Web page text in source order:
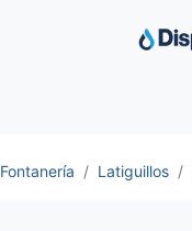
Fontanería Latiguillos